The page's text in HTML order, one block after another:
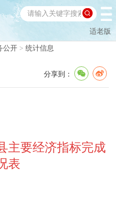
适老版
公开 > 统计信息
分享到：
主要经济指标完成
表